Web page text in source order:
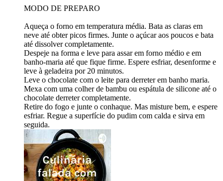
MODO DE PREPARO
Aqueça o forno em temperatura média. Bata as claras em
neve até obter picos firmes. Junte o açúcar aos poucos e bata
até dissolver completamente.
Despeje na forma e leve para assar em forno médio e em
banho-maria até que fique firme. Espere esfriar, desenforme e
leve à geladeira por 20 minutos.
Leve o chocolate com o leite para derreter em banho maria.
Mexa com uma colher de bambu ou espátula de silicone até o
chocolate derreter completamente.
Retire do fogo e junte o conhaque. Mas misture bem, e espere
esfriar. Regue a superfície do pudim com calda e sirva em
seguida.